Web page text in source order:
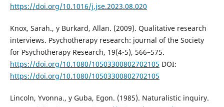
https://doi.org/10.1016/j.jse.2023.08.020
Knox, Sarah., y Burkard, Allan. (2009). Qualitative research
interviews. Psychotherapy research: journal of the Society
for Psychotherapy Research, 19(4-5), 566–575.
https://doi.org/10.1080/10503300802702105 DOI:
https://doi.org/10.1080/10503300802702105
Lincoln, Yvonna., y Guba, Egon. (1985). Naturalistic inquiry.